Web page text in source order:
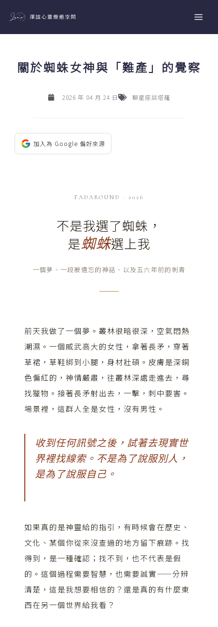
主
關於蜘蛛女神與「難產」的覺察
2026 年 04 月 24 日 聊星座談塔羅
加入為 Google 偏好來源
FADAROUND · 2026
不是我選了蜘蛛，
是蜘蛛選上我
一個夢、一段被遺忘的神話、以及五六年前的刺青
前天我做了一個夢。叢林很暗很深，空氣悶熱
潮濕。一個威武高大的女性，拿著長矛，穿著
草裙，草鞋綁到小腿，身材壯碩。皮膚是深銅
色偏紅的，神情嚴肅，往叢林深處走進去，尋
找獵物。接著長矛射出去，一擊，刺中要害。
場景裡，這群人全是女性，沒有男性。
收到任何訊號之後，試著去現實世
界裡找線索。不是為了說服別人，
是為了說服自己。
如果真的是神靈給的指引，有時候會在歷史、
文化、某個你從來沒查過的地方留下痕跡。找
得到，是一種確認；找不到，也不代表是假
的。這個過程需要智慧，也需要誠實——分辨
清楚，這是我想要相信的？還是真的有什麼東
西在另一個世界給我看？